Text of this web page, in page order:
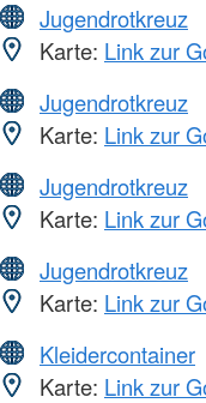
Jugendrotkreuz
Karte: Link zur
Jugendrotkreuz
Karte: Link zur
Jugendrotkreuz
Karte: Link zur
Jugendrotkreuz
Karte: Link zur
Kleidercontainer
Karte: Link zur